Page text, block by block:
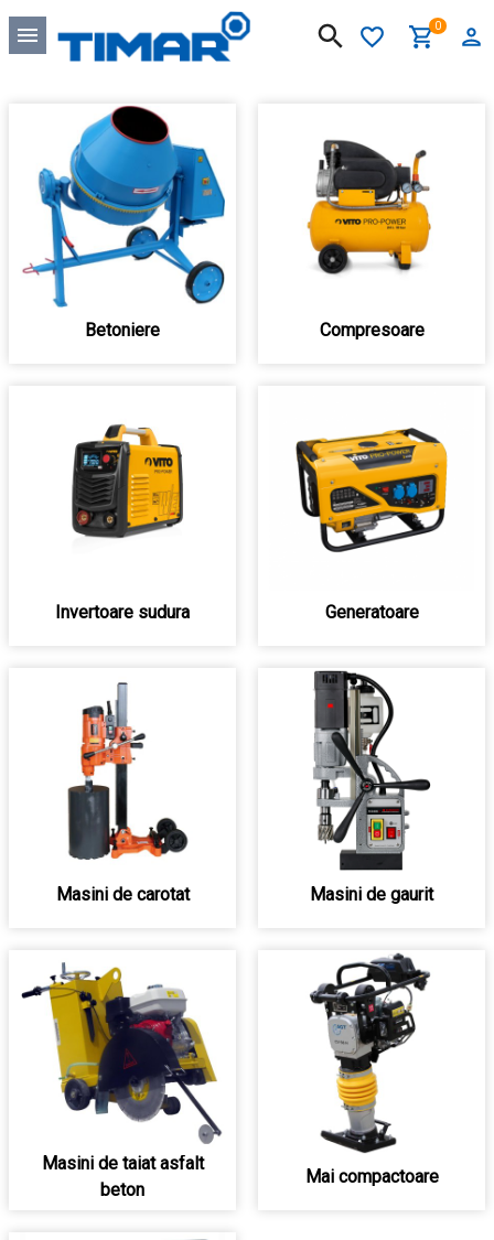
0
Betoniere Compresoare
Invertoare sudura Generatoare
Masini de carotat Masini de gaurit
Masini de taiat asfalt
beton
Mai compactoare